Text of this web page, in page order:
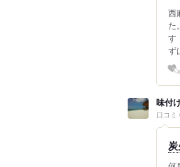
西
た
す
ず
味付
口コミ
炭